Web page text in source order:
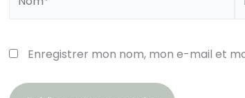
Enregistrer mon nom, mon e-mail et